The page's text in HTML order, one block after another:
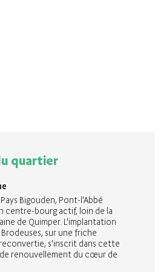
quartier
Bigouden, Pont-l'Abbé
centre-bourg actif, loin de la
de Quimper. L'implantation
sur une friche
s'inscrit dans cette
renouvellement du cœur de